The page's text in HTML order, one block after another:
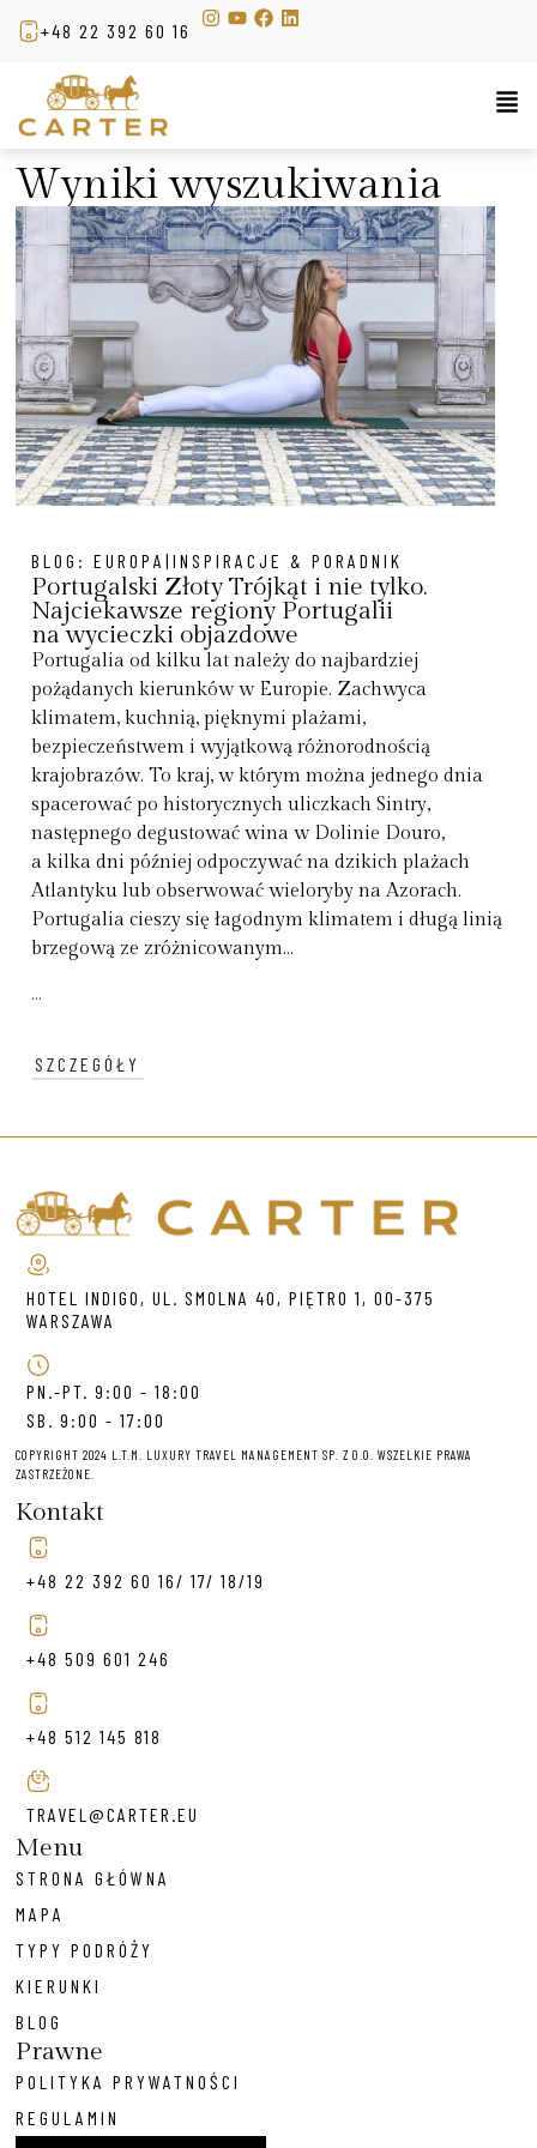
+48 22 392 60 16
Wyniki wyszukiwania
BLOG:EUROPA|INSPIRACJE & PORADNIK
Portugalski Złoty Trójkąt i nie tylko.
Najciekawsze regiony Portugalii
na wycieczki objazdowe
Portugalia od kilku lat należy do najbardziej
pożądanych kierunków w Europie. Zachwyca
klimatem, kuchnią, pięknymi plażami,
bezpieczeństwem i wyjątkową różnorodnością
krajobrazów. To kraj, w którym można jednego dnia
spacerować po historycznych uliczkach Sintry,
następnego degustować wina w Dolinie Douro,
a kilka dni później odpoczywać na dzikich plażach
Atlantyku lub obserwować wieloryby na Azorach.
Portugalia cieszy się łagodnym klimatem i długą linią
brzegową ze zróżnicowanym...
...
SZCZEGÓŁY
HOTEL INDIGO, UL. SMOLNA 40, PIĘTRO 1, 00-375
WARSZAWA
PN.-PT. 9:00 - 18:00
SB. 9:00 - 17:00
COPYRIGHT 2024 L.T.M. LUXURY TRAVEL MANAGEMENT SP. Z O.O. WSZELKIE PRAWA
ZASTRZEŻONE.
Kontakt
+48 22 392 60 16/ 17/ 18/19
+48 509 601 246
+48 512 145 818
TRAVEL@CARTER.EU
Menu
STRONA GŁÓWNA
MAPA
TYPY PODRÓŻY
KIERUNKI
BLOG
Prawne
POLITYKA PRYWATNOŚCI
REGULAMIN